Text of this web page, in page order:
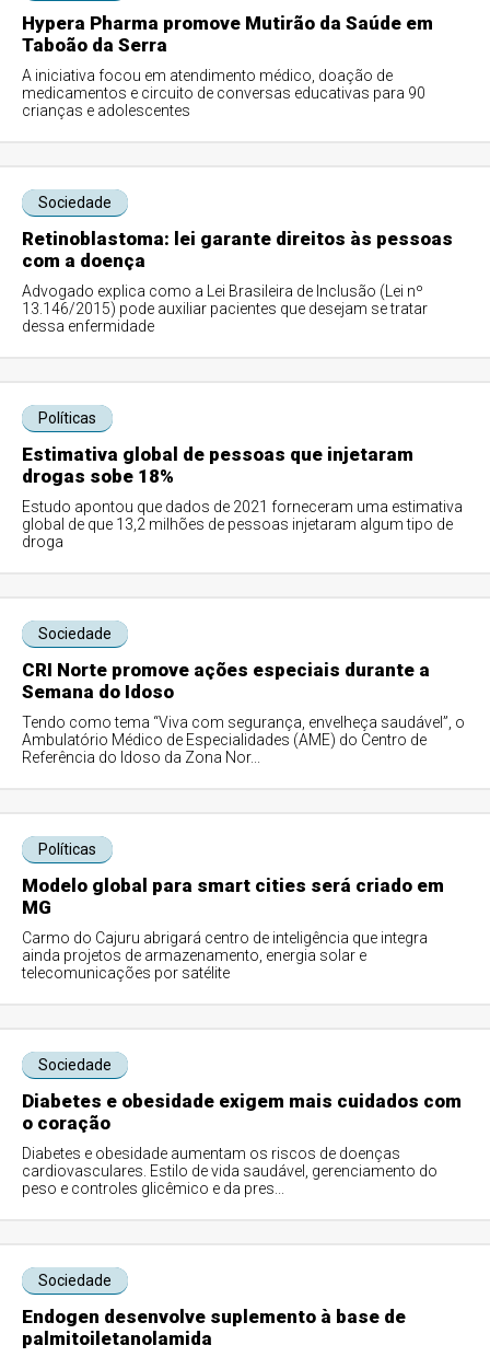
Hypera Pharma promove Mutirão da Saúde em
Taboão da Serra
A iniciativa focou em atendimento médico, doação de
medicamentos e circuito de conversas educativas para 90
crianças e adolescentes
Sociedade
Retinoblastoma: lei garante direitos às pessoas
com a doença
Advogado explica como a Lei Brasileira de Inclusão (Lei nº
13.146/2015) pode auxiliar pacientes que desejam se tratar
dessa enfermidade
Políticas
Estimativa global de pessoas que injetaram
drogas sobe 18%
Estudo apontou que dados de 2021 forneceram uma estimativa
global de que 13,2 milhões de pessoas injetaram algum tipo de
droga
Sociedade
CRI Norte promove ações especiais durante a
Semana do Idoso
Tendo como tema “Viva com segurança, envelheça saudável”, o
Ambulatório Médico de Especialidades (AME) do Centro de
Referência do Idoso da Zona Nor...
Políticas
Modelo global para smart cities será criado em
MG
Carmo do Cajuru abrigará centro de inteligência que integra
ainda projetos de armazenamento, energia solar e
telecomunicações por satélite
Sociedade
Diabetes e obesidade exigem mais cuidados com
o coração
Diabetes e obesidade aumentam os riscos de doenças
cardiovasculares. Estilo de vida saudável, gerenciamento do
peso e controles glicêmico e da pres...
Sociedade
Endogen desenvolve suplemento à base de
palmitoiletanolamida